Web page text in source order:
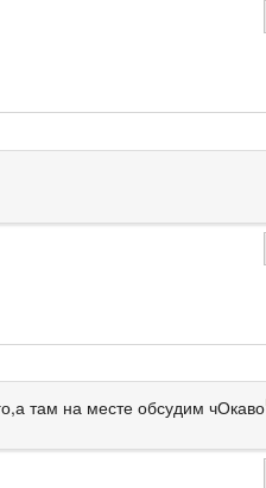
там на месте обсудим чОкаво